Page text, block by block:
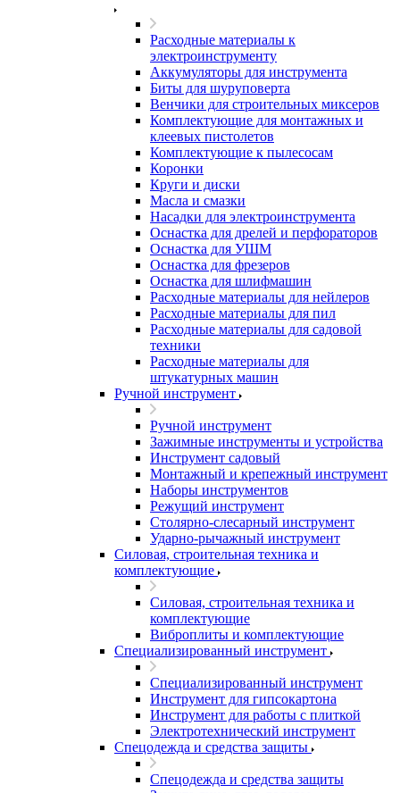
Расходные материалы к
электроинструменту
Аккумуляторы для инструмента
Биты для шуруповерта
Венчики для строительных миксеров
Комплектующие для монтажных и
клеевых пистолетов
Комплектующие к пылесосам
Коронки
Круги и диски
Масла и смазки
Насадки для электроинструмента
Оснастка для дрелей и перфораторов
Оснастка для УШМ
Оснастка для фрезеров
Оснастка для шлифмашин
Расходные материалы для нейлеров
Расходные материалы для пил
Расходные материалы для садовой
техники
Расходные материалы для
штукатурных машин
Ручной инструмент
Ручной инструмент
Зажимные инструменты и устройства
Инструмент садовый
Монтажный и крепежный инструмент
Наборы инструментов
Режущий инструмент
Столярно-слесарный инструмент
Ударно-рычажный инструмент
Силовая, строительная техника и
комплектующие
Силовая, строительная техника и
комплектующие
Виброплиты и комплектующие
Специализированный инструмент
Специализированный инструмент
Инструмент для гипсокартона
Инструмент для работы с плиткой
Электротехнический инструмент
Спецодежда и средства защиты
Спецодежда и средства защиты